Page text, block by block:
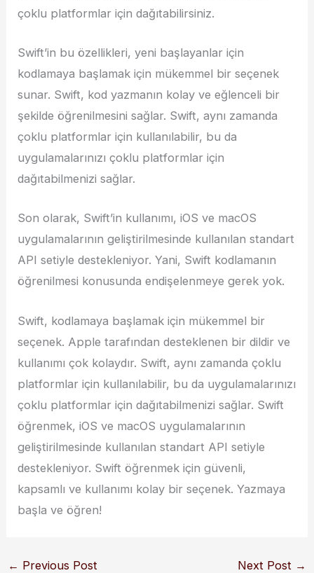
çoklu platformlar için dağıtabilirsiniz.
Swift’in bu özellikleri, yeni başlayanlar için
kodlamaya başlamak için mükemmel bir seçenek
sunar. Swift, kod yazmanın kolay ve eğlenceli bir
şekilde öğrenilmesini sağlar. Swift, aynı zamanda
çoklu platformlar için kullanılabilir, bu da
uygulamalarınızı çoklu platformlar için
dağıtabilmenizi sağlar.
Son olarak, Swift’in kullanımı, iOS ve macOS
uygulamalarının geliştirilmesinde kullanılan standart
API setiyle destekleniyor. Yani, Swift kodlamanın
öğrenilmesi konusunda endişelenmeye gerek yok.
Swift, kodlamaya başlamak için mükemmel bir
seçenek. Apple tarafından desteklenen bir dildir ve
kullanımı çok kolaydır. Swift, aynı zamanda çoklu
platformlar için kullanılabilir, bu da uygulamalarınızı
çoklu platformlar için dağıtabilmenizi sağlar. Swift
öğrenmek, iOS ve macOS uygulamalarının
geliştirilmesinde kullanılan standart API setiyle
destekleniyor. Swift öğrenmek için güvenli,
kapsamlı ve kullanımı kolay bir seçenek. Yazmaya
başla ve öğren!
← Previous Post Next Post →